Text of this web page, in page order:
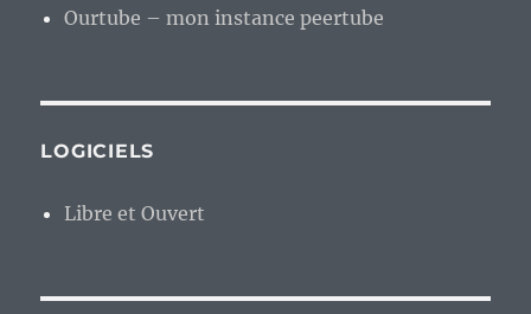
Ourtube – mon instance peertube
LOGICIELS
Libre et Ouvert